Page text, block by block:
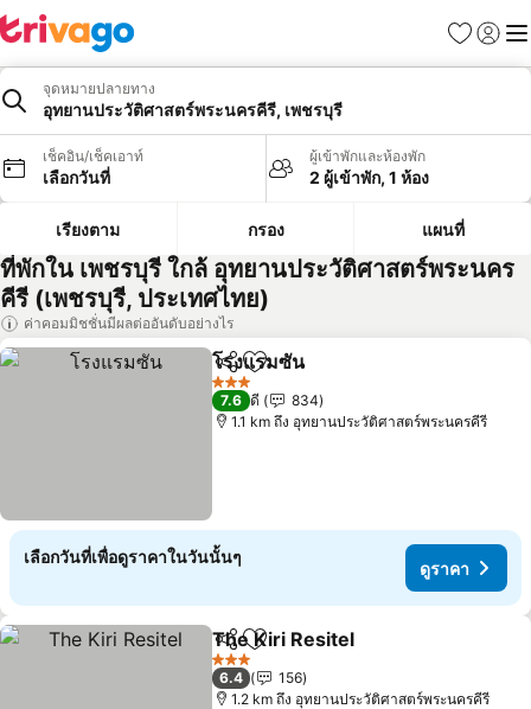
รายการโป
เข้าสู่ร
เมนู
จุดหมายปลายทาง
อุทยานประวัติศาสตร์พระนครคีรี, เพชรบุรี
เช็คอิน/เช็คเอาท์
เลือกวันที่
ผู้เข้าพักและห้องพัก
2 ผู้เข้าพัก, 1 ห้อง
เรียงตาม กรอง แผนที่
ที่พักใน เพชรบุรี ใกล้ อุทยานประวัติศาสตร์พระนคร
คีรี (เพชรบุรี, ประเทศไทย)
ค่าคอมมิชชั่นมีผลต่ออันดับอย่างไร
แชร์ เพิ่มในรายการโปรด
โรงแรมซัน
3 ดาว
7.6 ดี
834
1.1 km ถึง อุทยานประวัติศาสตร์พระนครคีรี
เลือกวันที่เพื่อดูราคาในวันนั้นๆ
ดูราคา
แชร์ เพิ่มในรายการโปรด
The Kiri Resitel
3 ดาว
6.4
156
1.2 km ถึง อุทยานประวัติศาสตร์พระนครคีรี